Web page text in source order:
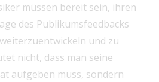
müssen bereit sein, ihren
des Publikumsfeedbacks
und zu
nicht, dass man seine
aufgeben muss, sondern